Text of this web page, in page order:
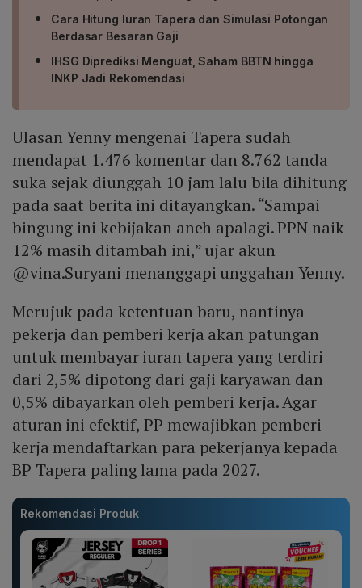
Cara Hitung Iuran Tapera dan Simulasi Potongan
Berdasar Besaran Gaji
IHSG Diprediksi Menguat, Saham BBTN hingga
INKP Jadi Rekomendasi
Ulasan Yenny mengenai Tapera sudah
mendapat 1.476 komentar dan 8.762 tanda
suka sejak diunggah 10 jam lalu bila dihitung
pada saat berita ini ditayangkan. “Sampai
bingung ini kebijakan aneh apalagi. PPN naik
12% masih ditambah ini,” ujar akun
@vina.Suryani menanggapi unggahan Yenny.
Merujuk pada ketentuan baru, nantinya
pekerja dan pemberi kerja akan patungan
untuk membayar iuran tapera yang terdiri
dari 2,5% dipotong dari gaji karyawan dan
0,5% dibayarkan oleh pemberi kerja. Agar
aturan ini efektif, PP mewajibkan pemberi
kerja mendaftarkan para pekerjanya kepada
BP Tapera paling lama pada 2027.
Rekomendasi Produk